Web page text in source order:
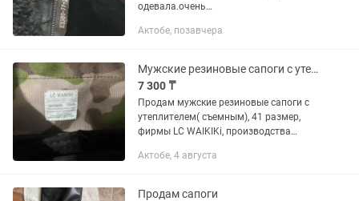
одевала.очень
замыш.очень удобная каблук
Актобе, позавчера
Мужские резиновые сапоги с утеплетилем
7 300 ₸
Продам мужские резиновые сапоги с
утеплителем( съемным), 41 размер,
фирмы LC WAIKIKi, производства
Актобе, 4 августа
Продам сапоги